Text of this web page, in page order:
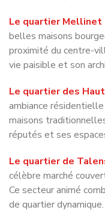
proximité du centre-
vie paisible et son
Le quartier des
maisons
réputés et ses
Le quartier de
Ce secteur animé
de quartier dynamique.
Le quartier de